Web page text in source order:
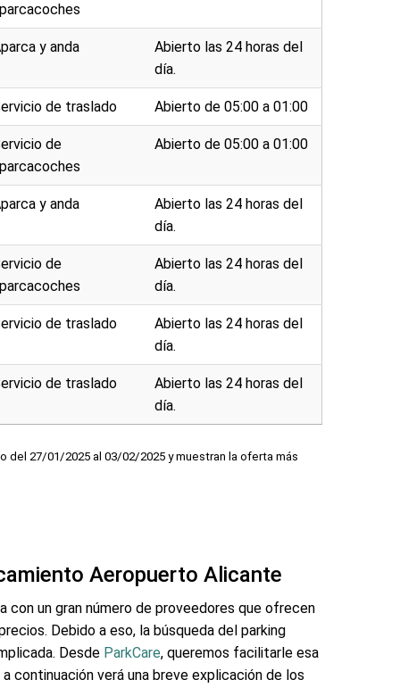
y anda
Abierto las 24 horas del
día.
de traslado Abierto de 05:00 a 01:00
de
Abierto de 05:00 a 01:00
y anda
Abierto las 24 horas del
día.
de
Abierto las 24 horas del
día.
de traslado
Abierto las 24 horas del
día.
de traslado
Abierto las 24 horas del
día.
27/01/2025 al 03/02/2025 y muestran la oferta más
Aeropuerto Alicante
con un gran número de proveedores que ofrecen
Debido a eso, la búsqueda del parking
Desde ParkCare, queremos facilitarle esa
continuación verá una breve explicación de los